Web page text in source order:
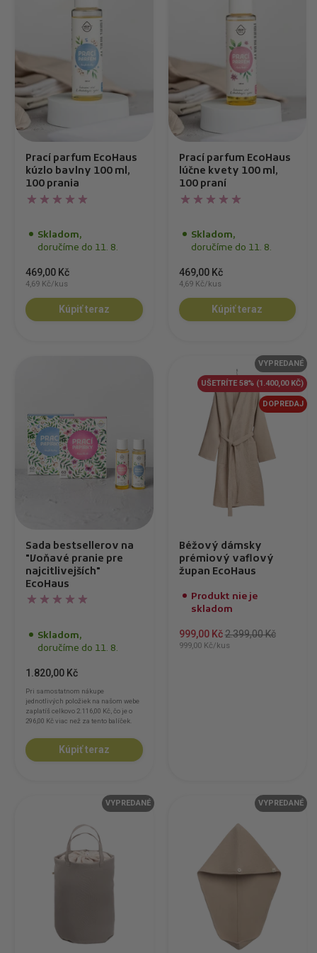
Prací parfum EcoHaus
kúzlo bavlny 100 ml,
100 prania
Skladom,
doručíme do 11. 8.
469,00 Kč
4,69 Kč/kus
Kúpiť teraz
Prací parfum EcoHaus
lúčne kvety 100 ml,
100 praní
Skladom,
doručíme do 11. 8.
469,00 Kč
4,69 Kč/kus
Kúpiť teraz
Sada bestsellerov na
"Voňavé pranie pre
najcitlivejších"
EcoHaus
Skladom,
doručíme do 11. 8.
1.820,00 Kč
Pri samostatnom nákupe
jednotlivých položiek na našom webe
zaplatíš celkovo 2.116,00 Kč , čo je o
296,00 Kč viac než za tento balíček.
Kúpiť teraz
Béžový dámsky
prémiový vaflový
župan EcoHaus
Produkt nie je
skladom
999,00 Kč2.399,00 Kč
999,00 Kč/kus
VYPREDANÉ
UŠETRÍTE 58% (1.400,00 KČ)
DOPREDAJ
VYPREDANÉ VYPREDANÉ